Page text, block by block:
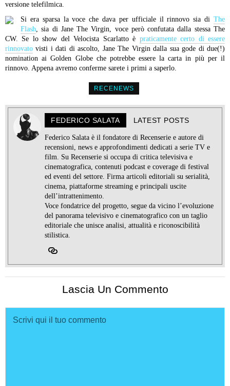
versione telefilmica.
Si era sparsa la voce che dava per ufficiale il rinnovo sia di The
Flash, sia di Jane The Virgin, voce però confutata dalla stessa The
CW. Se lo show del Velocista Scarlatto è praticamente certo di essere
rinnovato visti i dati di ascolto, Jane The Virgin dalla sua gode di due(!)
nomination ai Golden Globe che potrebbe essere la carta in più per il
rinnovo. Appena avremo conferme sarete i primi a saperlo.
RECENEWS
FEDERICO SALATA LATEST POSTS
Federico Salata è il fondatore di Recenserie e autore di
recensioni, news e approfondimenti dedicati a serie TV e
film. Su Recenserie si occupa di critica televisiva e
cinematografica, contenuti podcast e coverage di festival
ed eventi del settore. Firma articoli editoriali su serialità,
cinema, piattaforme streaming e principali uscite
dell’intrattenimento.
Voce fondatrice del progetto, segue da vicino l’evoluzione
del panorama televisivo e cinematografico con un taglio
editoriale che unisce analisi, attualità e riconoscibilità
stilistica.
Lascia Un Commento